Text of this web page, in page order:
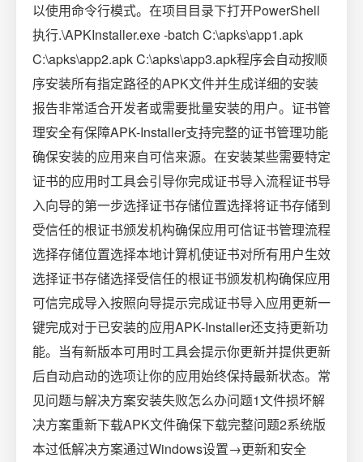
以使用命令行模式。在项目目录下打开PowerShell
执行.\APKInstaller.exe -batch C:\apks\app1.apk
C:\apks\app2.apk C:\apks\app3.apk程序会自动按顺
序安装所有指定路径的APK文件并生成详细的安装
报告非常适合开发者或需要批量安装的用户。证书管
理安全有保障APK-Installer支持完整的证书管理功能
确保安装的应用来自可信来源。在安装某些需要特定
证书的应用时工具会引导你完成证书导入流程证书导
入向导的第一步选择证书存储位置选择将证书存储到
受信任的根证书颁发机构确保应用可信证书管理流程
选择存储位置选择本地计算机使证书对所有用户生效
选择证书存储选择受信任的根证书颁发机构确保应用
可信完成导入按照向导提示完成证书导入应用更新一
键完成对于已安装的应用APK-Installer还支持更新功
能。当有新版本可用时工具会提示你更新并提供更新
后自动启动的选项让你的应用始终保持最新状态。常
见问题与解决方案安装失败怎么办问题1文件损坏解
决方案重新下载APK文件确保下载完整问题2系统版
本过低解决方案通过Windows设置→更新和安全